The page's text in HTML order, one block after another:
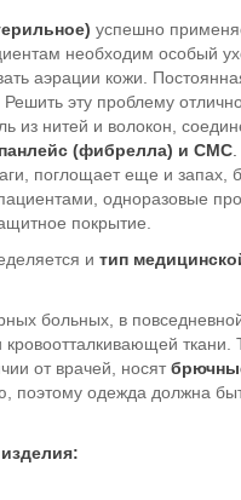
успешно
необходим особый
аэрации кожи.
эту проблему
из нитей и волокон,
(фибрелла) и СМС.
поглощает еще и запах,
одноразовые
покрытие.
и тип
больных, в
ткани.
от врачей, носят
поэтому одежда должна